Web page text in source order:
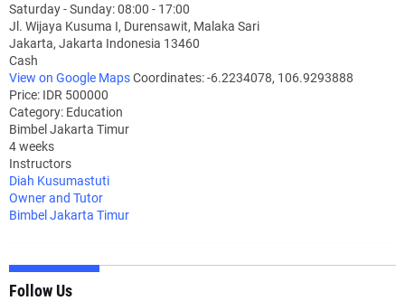
Saturday - Sunday: 08:00 - 17:00
Jl. Wijaya Kusuma I, Durensawit, Malaka Sari
Jakarta, Jakarta Indonesia 13460
Cash
View on Google MapsCoordinates: -6.2234078, 106.9293888
Price: IDR 500000
Category: Education
Bimbel Jakarta Timur
4 weeks
Instructors
Diah Kusumastuti
Owner and Tutor
Bimbel Jakarta Timur
Follow Us